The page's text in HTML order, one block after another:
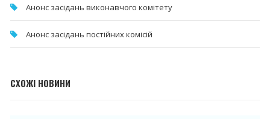
Анонс засідань виконавчого комітету
Анонс засідань постійних комісій
СХОЖІ НОВИНИ